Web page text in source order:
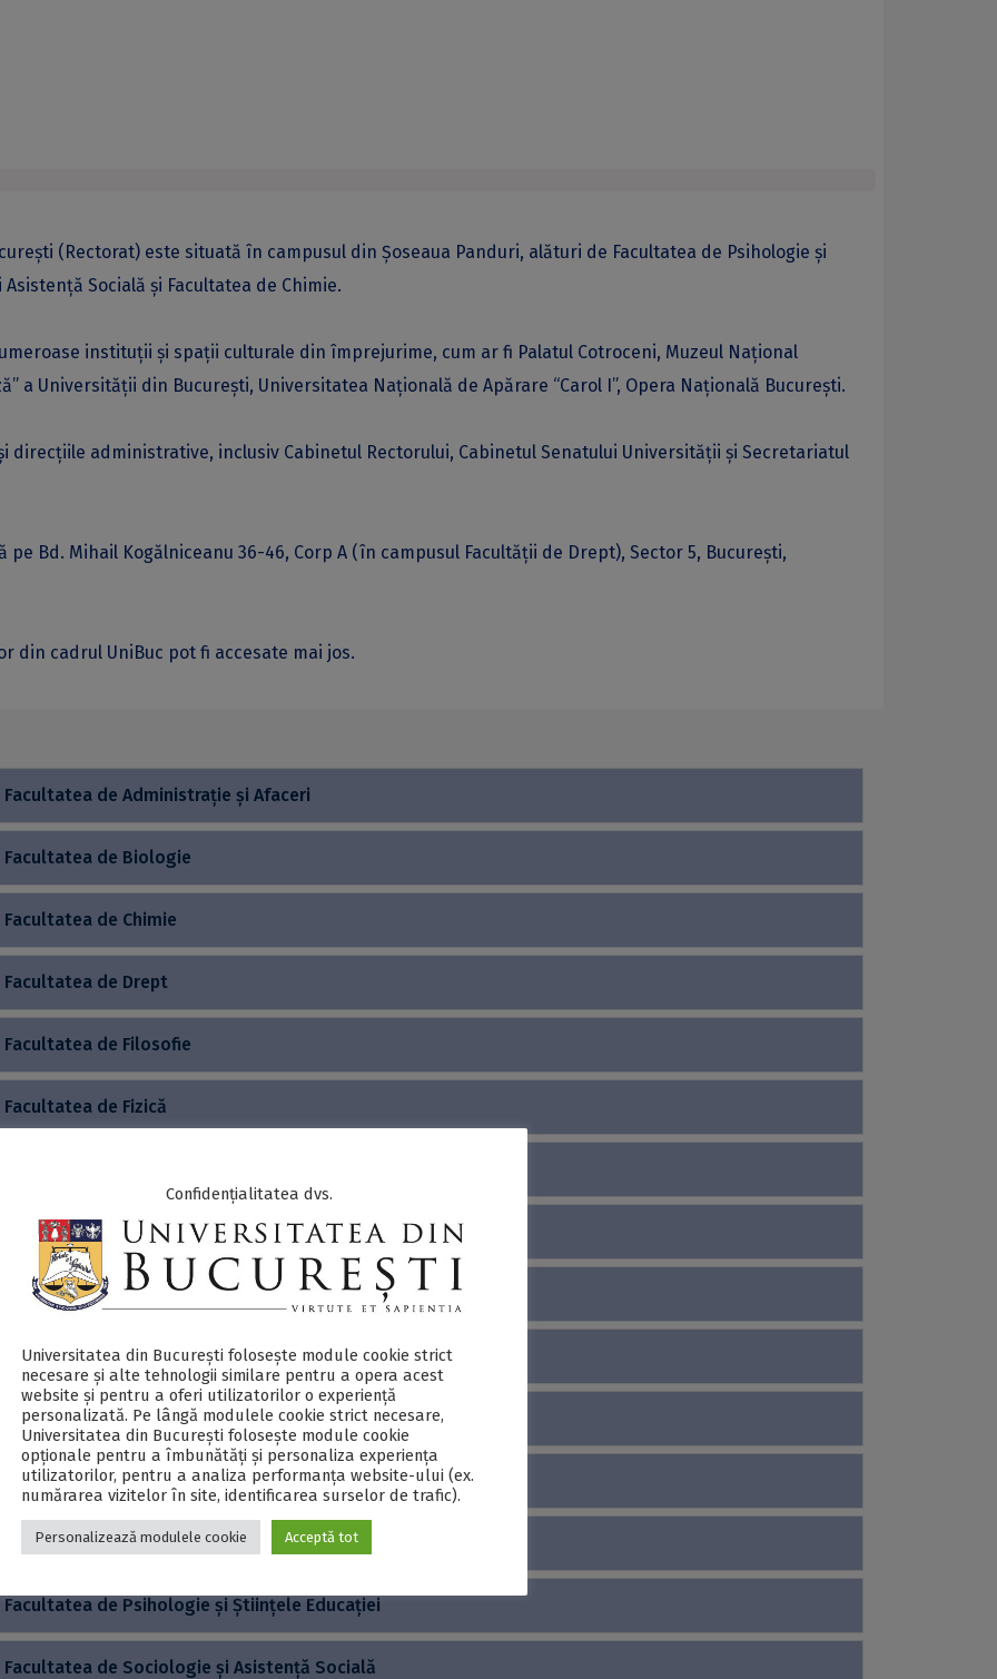
(Rectorat) este situată în campusul din Șoseaua Panduri, alături de Facultatea de Psihologie și
Socială și Facultatea de Chimie.
instituții și spații culturale din împrejurime, cum ar fi Palatul Cotroceni, Muzeul Național
a Universității din București, Universitatea Națională de Apărare “Carol I”, Opera Națională București.
direcțiile administrative, inclusiv Cabinetul Rectorului, Cabinetul Senatului Universității și Secretariatul
Bd. Mihail Kogălniceanu 36-46, Corp A (în campusul Facultății de Drept), Sector 5, București,
din cadrul UniBuc pot fi accesate mai jos.
Facultatea de Administrație și Afaceri
Facultatea de Biologie
Facultatea de Chimie
Facultatea de Drept
Facultatea de Filosofie
Facultatea de Fizică
Facultatea de Geologie și Geofizică
Facultatea de Istorie
Facultatea de Jurnalism și Științele Comunicării
Facultatea de Limbi și Literaturi Străine
Facultatea de Litere
Facultatea de Matematică și Informatică
Facultatea de Psihologie și Științele Educației
Facultatea de Sociologie și Asistență Socială
Confidențialitatea dvs.
Universitatea din București folosește module cookie strict
necesare și alte tehnologii similare pentru a opera acest
website și pentru a oferi utilizatorilor o experiență
personalizată. Pe lângă modulele cookie strict necesare,
Universitatea din București folosește module cookie
opționale pentru a îmbunătăți și personaliza experiența
utilizatorilor, pentru a analiza performanța website-ului (ex.
numărarea vizitelor în site, identificarea surselor de trafic).
Personalizează modulele cookie Acceptă tot